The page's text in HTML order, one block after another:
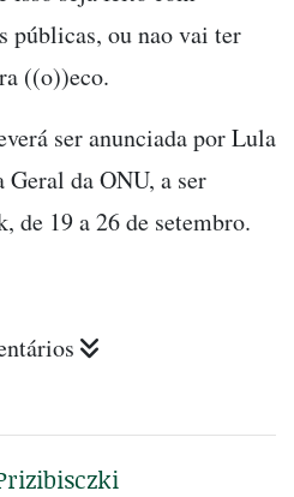
públicas, ou nao vai ter
((o))eco.
ser anunciada por Lula
da ONU, a ser
de 19 a 26 de setembro.